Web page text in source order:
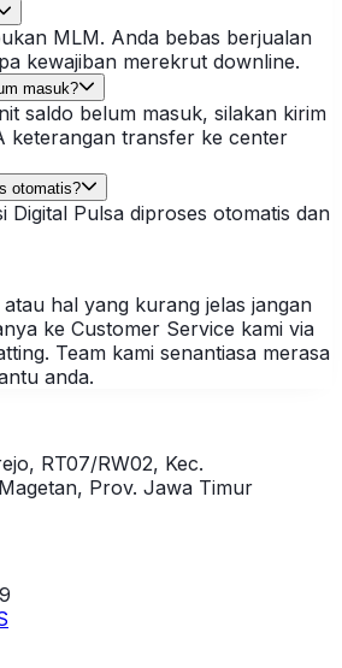
MLM. Anda bebas berjualan
kewajiban merekrut downline.
masuk?
saldo belum masuk, silakan kirim
keterangan transfer ke center
otomatis?
Digital Pulsa diproses otomatis dan
hal yang kurang jelas jangan
ke Customer Service kami via
Team kami senantiasa merasa
anda.
RT07/RW02, Kec.
Prov. Jawa Timur